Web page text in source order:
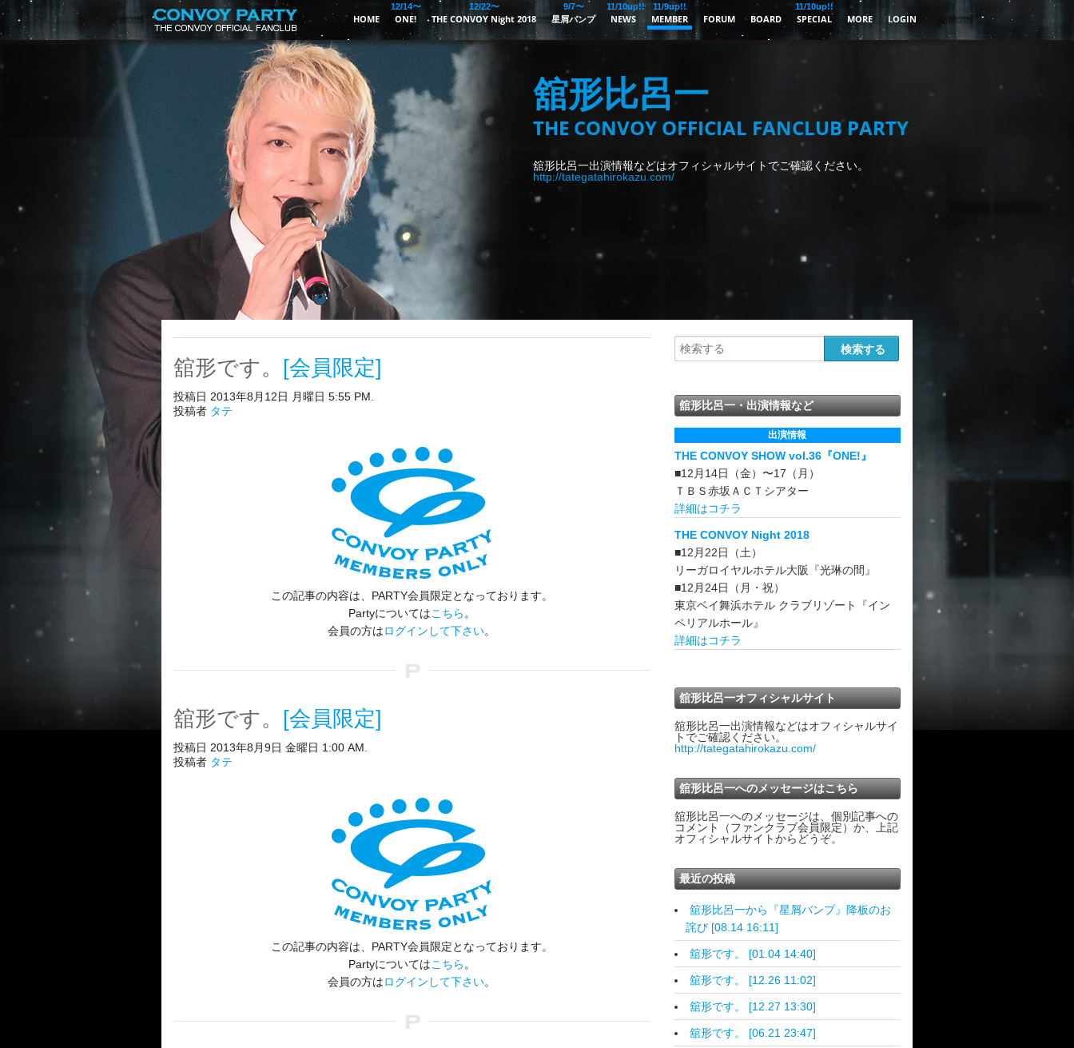
HOME ONE!
12/14〜
THE CONVOY Night 2018
12/22〜
星屑バンプ
9/7〜
NEWS
11/10up!!
MEMBER
11/9up!!
FORUM BOARD SPECIAL
11/10up!!
MORE LOGIN
舘形比呂一
THE CONVOY OFFICIAL FANCLUB PARTY
舘形比呂一出演情報などはオフィシャルサイトでご確認ください。
http://tategatahirokazu.com/
舘形です。 [会員限定]
投稿日 2013年8月12日 月曜日 5:55 PM.
投稿者 タテ
この記事の内容は、PARTY会員限定となっております。
Partyについてはこちら 。
会員の方はログインして下さい。
舘形です。 [会員限定]
投稿日 2013年8月9日 金曜日 1:00 AM.
投稿者 タテ
この記事の内容は、PARTY会員限定となっております。
Partyについてはこちら 。
会員の方はログインして下さい。
舘形比呂一・出演情報など
出演情報
THE CONVOY SHOW vol.36『ONE!』
■12月14日（金）〜17（月）
ＴＢＳ赤坂ＡＣＴシアター
詳細はコチラ
THE CONVOY Night 2018
■12月22日（土）
リーガロイヤルホテル大阪『光琳の間』
■12月24日（月・祝）
東京ベイ舞浜ホテル クラブリゾート『イン
ペリアルホール』
詳細はコチラ
舘形比呂一オフィシャルサイト
舘形比呂一出演情報などはオフィシャルサイ
トでご確認ください。
http://tategatahirokazu.com/
舘形比呂一へのメッセージはこちら
舘形比呂一へのメッセージは、個別記事への
コメント（ファンクラブ会員限定）か、上記
オフィシャルサイトからどうぞ。
最近の投稿
舘形比呂一から『星屑バンプ』降板のお
詫び [08.14 16:11]
舘形です。 [01.04 14:40]
舘形です。 [12.26 11:02]
舘形です。 [12.27 13:30]
舘形です。 [06.21 23:47]